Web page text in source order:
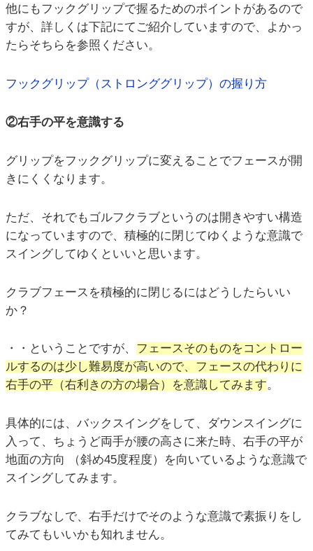
他にもフックグリップで握るためのポイントがあるので
すが、詳しくは下記にてご紹介していますので、よかっ
たらそちらを参照ください。
フックグリップ（ストロンググリップ）の握り方
②右手の平を意識する
グリップをフックグリップに変えることでフェースが開
きにくくなります。
ただ、それでもゴルフクラブというのは開きやすい構造
になっていますので、積極的に閉じてゆくような意識で
スイングしてゆくといいと思います。
クラブフェースを積極的に閉じるにはどうしたらいい
か？
・・ということですが、 フェースそのものをコントロー
ルするのは少し難易度が高いので、フェースの代わりに
右手の平（右利きの方の場合）を意識してみます。
具体的には、バックスイングをして、ダウンスイングに
入って、ちょうど両手が腰の高さに来た時、右手の平が
地面の方向 （斜め45度程度）を向いているような意識で
スイングしてみます。
クラブなしで、右手だけでそのような意識で素振りをし
てみてもいいかも知れません。